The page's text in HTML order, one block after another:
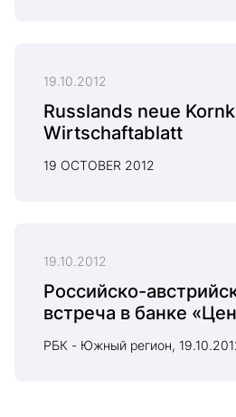
19.10.2012
Russlands neue
Wirtschaftablatt
19 OCTOBER 2012
19.10.2012
Российско-
встреча в банке
РБК - Южный регион,